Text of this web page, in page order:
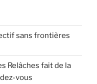
sans frontières
Relâches fait de la
vous